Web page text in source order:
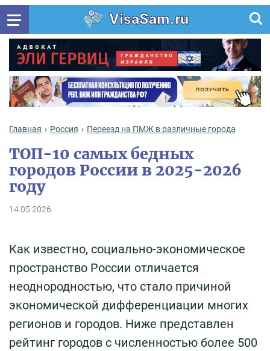
VisaSam.ru
Главная Россия Переезд на ПМЖ в различные города
ТОП-10 самых бедных
городов России в 2025-2026
году
14.05.2026
Как известно, социально-экономическое
пространство России отличается
неоднородностью, что стало причиной
экономической дифференциации многих
регионов и городов. Ниже представлен
рейтинг городов с численностью более 500